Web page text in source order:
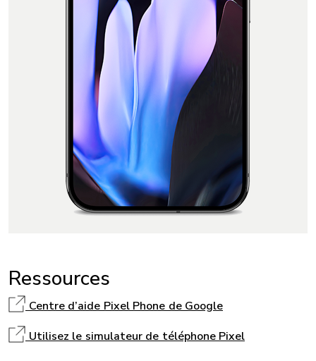
Ressources
Centre d’aide Pixel Phone de Google
Utilisez le simulateur de téléphone Pixel